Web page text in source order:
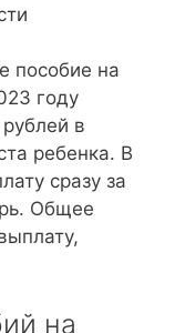
пособие на
году
в
ребенка. В
сразу за
Общее
на